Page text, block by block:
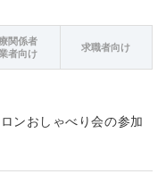
関係者
者向け
求職者向け
ンおしゃべり会の参加